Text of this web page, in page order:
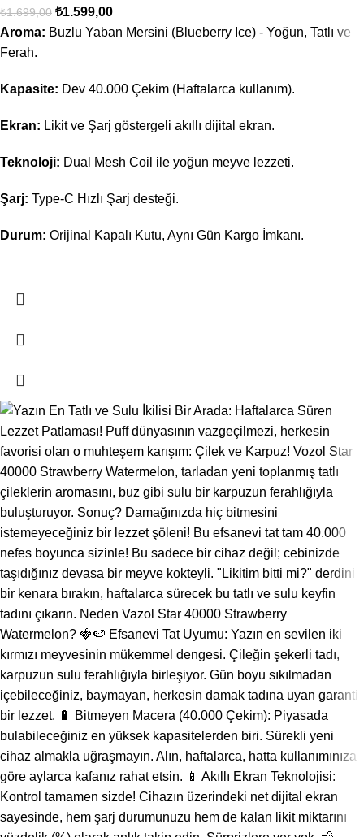
₺1.699,00 ₺1.599,00
Aroma: Buzlu Yaban Mersini (Blueberry Ice) - Yoğun, Tatlı ve
Ferah.
Kapasite: Dev 40.000 Çekim (Haftalarca kullanım).
Ekran: Likit ve Şarj göstergeli akıllı dijital ekran.
Teknoloji: Dual Mesh Coil ile yoğun meyve lezzeti.
Şarj: Type-C Hızlı Şarj desteği.
Durum: Orijinal Kapalı Kutu, Aynı Gün Kargo İmkanı.